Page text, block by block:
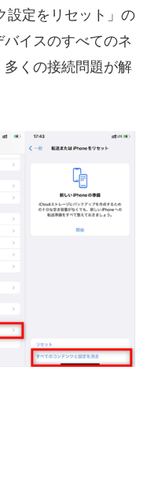
設定をリセット」の
イスのすべてのネ
多くの接続問題が解